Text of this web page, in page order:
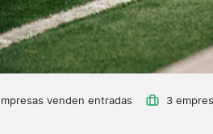
venden entradas 3